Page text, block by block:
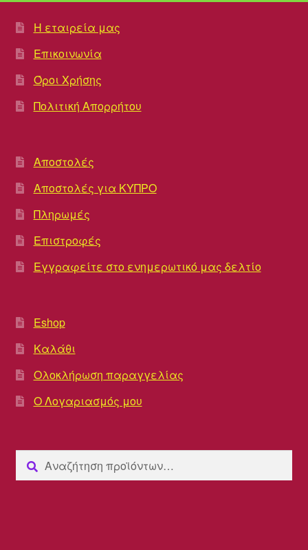
Η εταιρεία μας
Επικοινωνία
Όροι Χρήσης
Πολιτική Απορρήτου
Αποστολές
Αποστολές για ΚΥΠΡΟ
Πληρωμές
Επιστροφές
Εγγραφείτε στο ενημερωτικό μας δελτίο
Eshop
Καλάθι
Ολοκλήρωση παραγγελίας
Ο Λογαριασμός μου
Αναζήτηση
για:
Αναζήτηση